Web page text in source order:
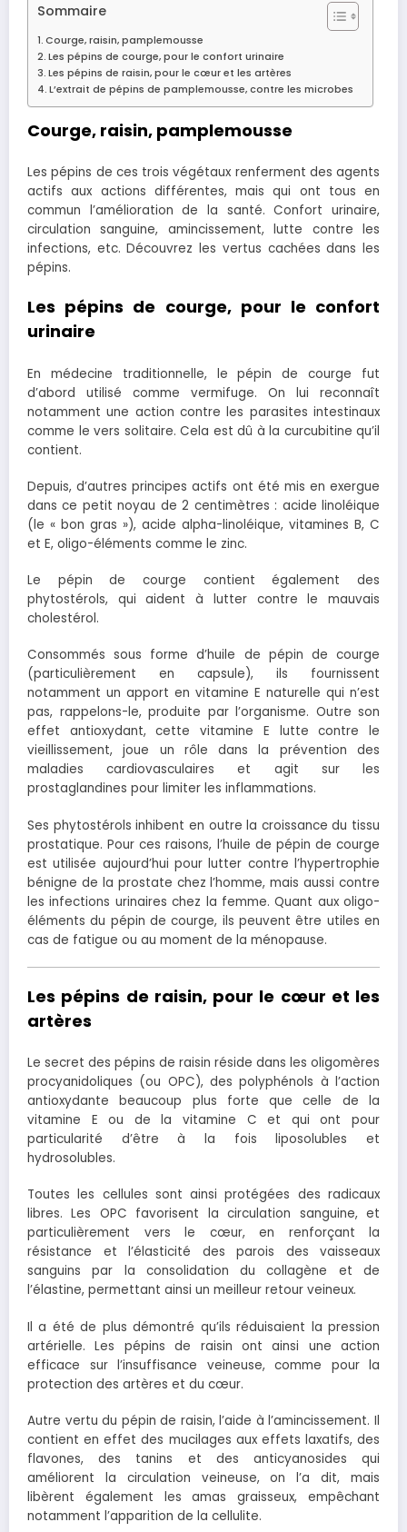
Sommaire
Courge, raisin, pamplemousse
Les pépins de courge, pour le confort urinaire
Les pépins de raisin, pour le cœur et les artères
L’extrait de pépins de pamplemousse, contre les microbes
Courge, raisin, pamplemousse
Les pépins de ces trois végétaux renferment des agents
actifs aux actions différentes, mais qui ont tous en
commun l’amélioration de la santé. Confort urinaire,
circulation sanguine, amincissement, lutte contre les
infections, etc. Découvrez les vertus cachées dans les
pépins.
Les pépins de courge, pour le confort
urinaire
En médecine traditionnelle, le pépin de courge fut
d’abord utilisé comme vermifuge. On lui reconnaît
notamment une action contre les parasites intestinaux
comme le vers solitaire. Cela est dû à la curcubitine qu’il
contient.
Depuis, d’autres principes actifs ont été mis en exergue
dans ce petit noyau de 2 centimètres : acide linoléique
(le « bon gras »), acide alpha-linoléique, vitamines B, C
et E, oligo-éléments comme le zinc.
Le pépin de courge contient également des
phytostérols, qui aident à lutter contre le mauvais
cholestérol.
Consommés sous forme d’huile de pépin de courge
(particulièrement en capsule), ils fournissent
notamment un apport en vitamine E naturelle qui n’est
pas, rappelons-le, produite par l’organisme. Outre son
effet antioxydant, cette vitamine E lutte contre le
vieillissement, joue un rôle dans la prévention des
maladies cardiovasculaires et agit sur les
prostaglandines pour limiter les inflammations.
Ses phytostérols inhibent en outre la croissance du tissu
prostatique. Pour ces raisons, l’huile de pépin de courge
est utilisée aujourd’hui pour lutter contre l’hypertrophie
bénigne de la prostate chez l’homme, mais aussi contre
les infections urinaires chez la femme. Quant aux oligo-
éléments du pépin de courge, ils peuvent être utiles en
cas de fatigue ou au moment de la ménopause.
Les pépins de raisin, pour le cœur et les
artères
Le secret des pépins de raisin réside dans les oligomères
procyanidoliques (ou OPC), des polyphénols à l’action
antioxydante beaucoup plus forte que celle de la
vitamine E ou de la vitamine C et qui ont pour
particularité d’être à la fois liposolubles et
hydrosolubles.
Toutes les cellules sont ainsi protégées des radicaux
libres. Les OPC favorisent la circulation sanguine, et
particulièrement vers le cœur, en renforçant la
résistance et l’élasticité des parois des vaisseaux
sanguins par la consolidation du collagène et de
l’élastine, permettant ainsi un meilleur retour veineux.
Il a été de plus démontré qu’ils réduisaient la pression
artérielle. Les pépins de raisin ont ainsi une action
efficace sur l’insuffisance veineuse, comme pour la
protection des artères et du cœur.
Autre vertu du pépin de raisin, l’aide à l’amincissement. Il
contient en effet des mucilages aux effets laxatifs, des
flavones, des tanins et des anticyanosides qui
améliorent la circulation veineuse, on l’a dit, mais
libèrent également les amas graisseux, empêchant
notamment l’apparition de la cellulite.